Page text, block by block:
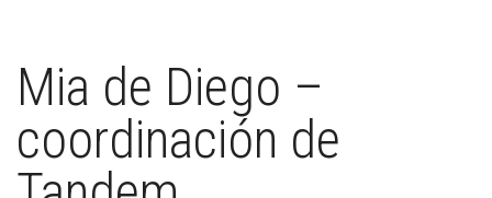
Mia de Diego –
coordinación de